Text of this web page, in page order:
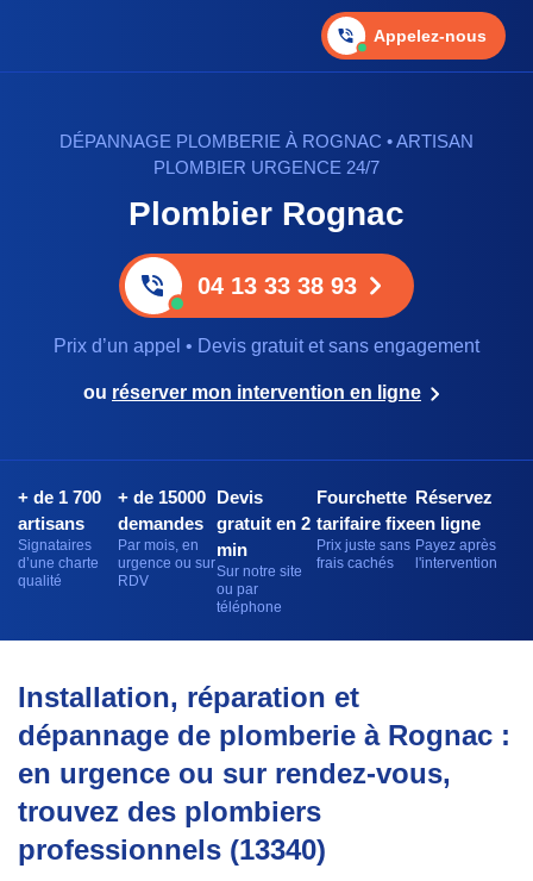
Appelez-nous
DÉPANNAGE PLOMBERIE À ROGNAC • ARTISAN
PLOMBIER URGENCE 24/7
Plombier Rognac
04 13 33 38 93
Prix d’un appel • Devis gratuit et sans engagement
ou réserver mon intervention en ligne
+ de 1 700
artisans
Signataires
d’une charte
qualité
+ de 15000
demandes
Par mois, en
urgence ou sur
RDV
Devis
gratuit en 2
min
Sur notre site
ou par
téléphone
Fourchette
tarifaire fixe
Prix juste sans
frais cachés
Réservez
en ligne
Payez après
l'intervention
Installation, réparation et
dépannage de plomberie à Rognac :
en urgence ou sur rendez-vous,
trouvez des plombiers
professionnels (13340)